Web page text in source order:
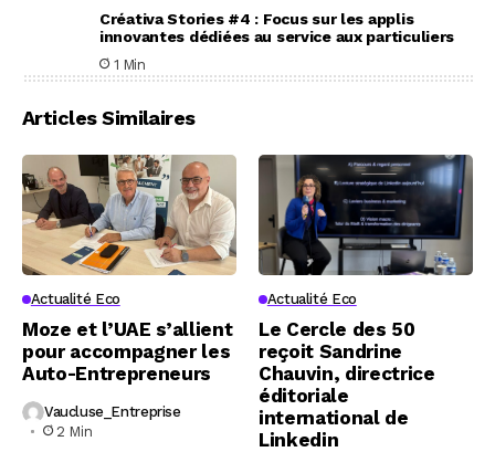
Créativa Stories #4 : Focus sur les applis
innovantes dédiées au service aux particuliers
1 Min
Articles Similaires
Actualité Eco
Moze et l’UAE s’allient
pour accompagner les
Auto-Entrepreneurs
Vaucluse_Entreprise
2 Min
Actualité Eco
Le Cercle des 50
reçoit Sandrine
Chauvin, directrice
éditoriale
international de
Linkedin